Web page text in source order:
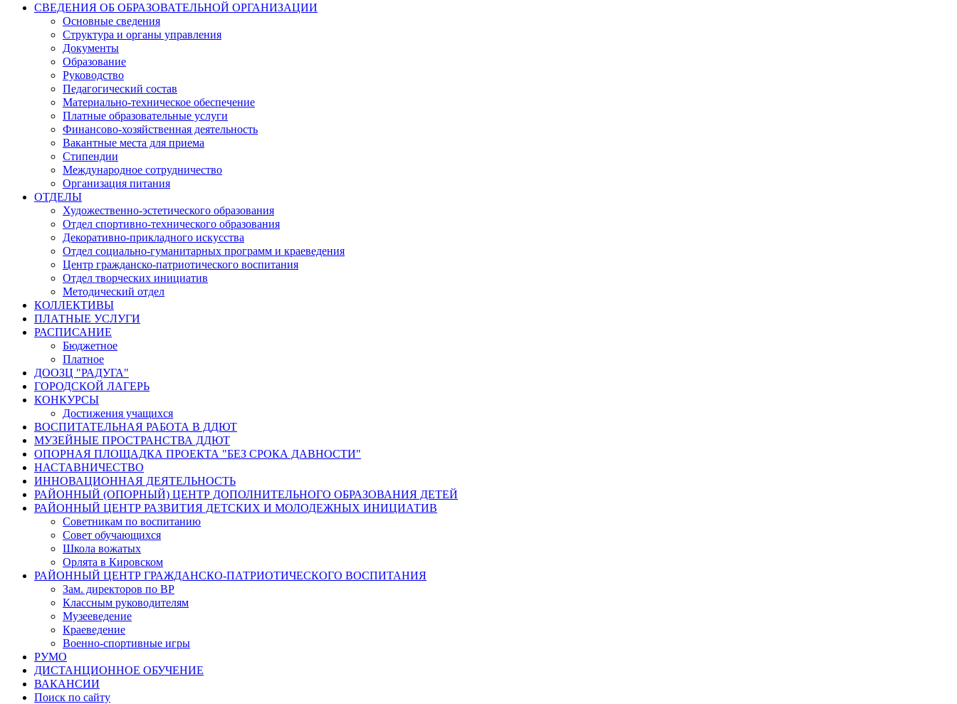
СВЕДЕНИЯ ОБ ОБРАЗОВАТЕЛЬНОЙ ОРГАНИЗАЦИИ
Основные сведения
Структура и органы управления
Документы
Образование
Руководство
Педагогический состав
Материально-техническое обеспечение
Платные образовательные услуги
Финансово-хозяйственная деятельность
Вакантные места для приема
Стипендии
Международное сотрудничество
Организация питания
ОТДЕЛЫ
Художественно-эстетического образования
Отдел спортивно-технического образования
Декоративно-прикладного искусства
Отдел социально-гуманитарных программ и краеведения
Центр гражданско-патриотического воспитания
Отдел творческих инициатив
Методический отдел
КОЛЛЕКТИВЫ
ПЛАТНЫЕ УСЛУГИ
РАСПИСАНИЕ
Бюджетное
Платное
ДООЗЦ "РАДУГА"
ГОРОДСКОЙ ЛАГЕРЬ
КОНКУРСЫ
Достижения учащихся
ВОСПИТАТЕЛЬНАЯ РАБОТА В ДДЮТ
МУЗЕЙНЫЕ ПРОСТРАНСТВА ДДЮТ
ОПОРНАЯ ПЛОЩАДКА ПРОЕКТА "БЕЗ СРОКА ДАВНОСТИ"
НАСТАВНИЧЕСТВО
ИННОВАЦИОННАЯ ДЕЯТЕЛЬНОСТЬ
РАЙОННЫЙ (ОПОРНЫЙ) ЦЕНТР ДОПОЛНИТЕЛЬНОГО ОБРАЗОВАНИЯ ДЕТЕЙ
РАЙОННЫЙ ЦЕНТР РАЗВИТИЯ ДЕТСКИХ И МОЛОДЕЖНЫХ ИНИЦИАТИВ
Советникам по воспитанию
Совет обучающихся
Школа вожатых
Орлята в Кировском
РАЙОННЫЙ ЦЕНТР ГРАЖДАНСКО-ПАТРИОТИЧЕСКОГО ВОСПИТАНИЯ
Зам. директоров по ВР
Классным руководителям
Музееведение
Краеведение
Военно-спортивные игры
РУМО
ДИСТАНЦИОННОЕ ОБУЧЕНИЕ
ВАКАНСИИ
Поиск по сайту